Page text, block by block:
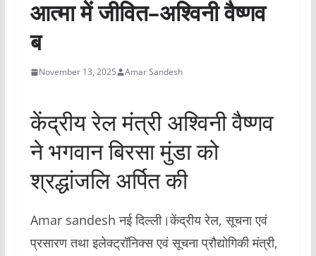
आत्मा में जीवित–अश्विनी वैष्णव
ब
November 13, 2025 Amar Sandesh
केंद्रीय रेल मंत्री अश्विनी वैष्णव
ने भगवान बिरसा मुंडा को
श्रद्धांजलि अर्पित की
Amar sandesh नई दिल्ली।केंद्रीय रेल, सूचना एवं
प्रसारण तथा इलेक्ट्रॉनिक्स एवं सूचना प्रौद्योगिकी मंत्री,